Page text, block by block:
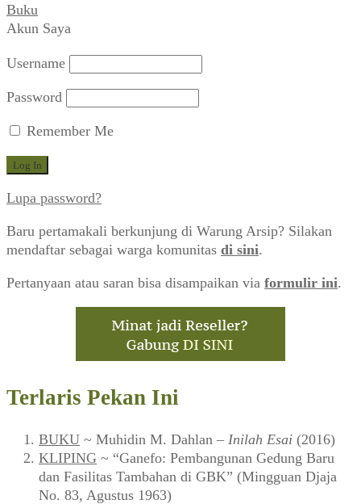
Buku
Akun Saya
Username
Password
Remember Me
Lupa password?
Baru pertamakali berkunjung di Warung Arsip? Silakan
mendaftar sebagai warga komunitas di sini.
Pertanyaan atau saran bisa disampaikan via formulir ini.
Terlaris Pekan Ini
BUKU ~ Muhidin M. Dahlan – Inilah Esai (2016)
KLIPING ~ “Ganefo: Pembangunan Gedung Baru
dan Fasilitas Tambahan di GBK” (Mingguan Djaja
No. 83, Agustus 1963)